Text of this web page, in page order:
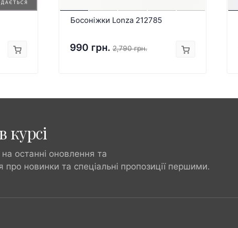
Босоніжки Lonza 212785
990 грн. 2,790 грн.
курсі
на останні оновлення та
про новинки та спеціальні пропозиції першими.